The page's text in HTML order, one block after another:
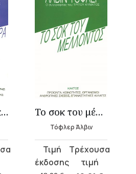
Κατανάλωση και κουλτούρα Το σοκ του μέλλοντος
Τόφλερ Άλβιν
Original
price
Current
price